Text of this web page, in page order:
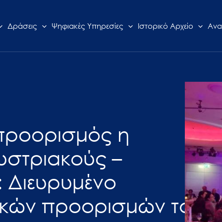
Δράσεις Ψηφιακές Υπηρεσίες Ιστορικό Αρχείο
η
–
προορισμών το